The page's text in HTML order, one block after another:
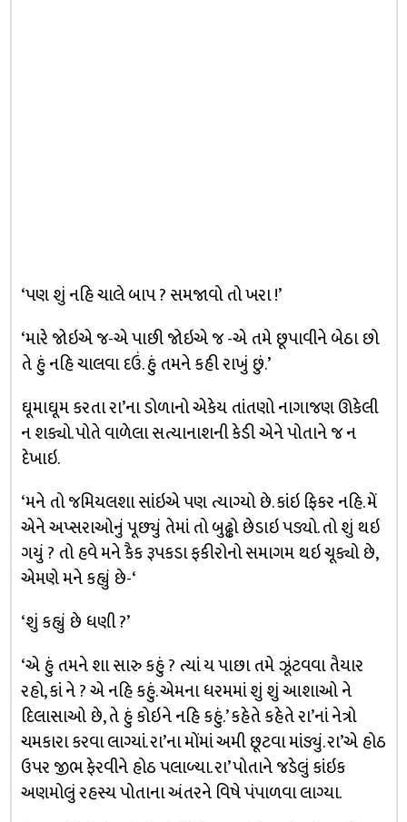
‘પણ શું નહિ ચાલે બાપ ? સમજાવો તો ખરા !’
‘મારે જોઇએ જ-એ પાછી જોઇએ જ -એ તમે છૂપાવીને બેઠા છો
તે હું નહિ ચાલવા દઉં. હું તમને કહી રાખું છું.’
ઘૂમાઘૂમ કરતા રા’ના ડોળાનો એકેય તાંતણો નાગાજણ ઊકેલી
ન શક્યો. પોતે વાળેલા સત્યાનાશની કેડી એને પોતાને જ ન
દેખાઇ.
‘મને તો જમિયલશા સાંઇએ પણ ત્યાગ્યો છે. કાંઇ ફિકર નહિ. મેં
એને અપ્સરાઓનું પૂછ્યું તેમાં તો બુઢ્ઢો છેડાઇ પડ્યો. તો શું થઇ
ગયું ? તો હવે મને કૈક રૂપકડા ફકીરોનો સમાગમ થઇ ચૂક્યો છે,
એમણે મને કહ્યું છે-‘
‘શું કહ્યું છે ધણી ?’
‘એ હું તમને શા સારુ કહું ? ત્યાં ય પાછા તમે ઝૂંટવવા તૈયાર
રહો, કાં ને ? એ નહિ કહું. એમના ધરમમાં શું શું આશાઓ ને
દિલાસાઓ છે, તે હું કોઇને નહિ કહું.’ કહેતે કહેતે રા’નાં નેત્રો
ચમકારા કરવા લાગ્યાં. રા’ના મોંમાં અમી છૂટવા માંડ્યું. રા’એ હોઠ
ઉપર જીભ ફેરવીને હોઠ પલાળ્યા. રા’ પોતાને જડેલું કાંઇક
અણમોલું રહસ્ય પોતાના અંતરને વિષે પંપાળવા લાગ્યા.